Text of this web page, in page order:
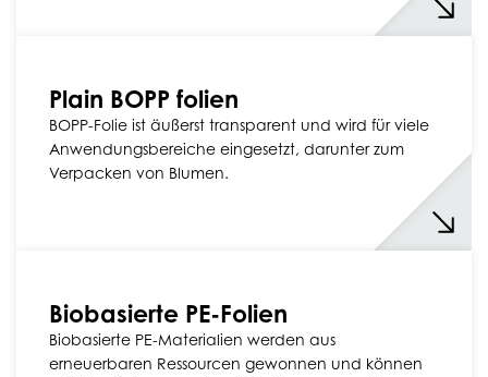
Plain BOPP folien
BOPP-Folie ist äußerst transparent und wird für viele
Anwendungsbereiche eingesetzt, darunter zum
Verpacken von Blumen.
Biobasierte PE-Folien
Biobasierte PE-Materialien werden aus
erneuerbaren Ressourcen gewonnen und können